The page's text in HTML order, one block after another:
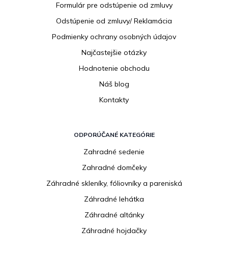
Formulár pre odstúpenie od zmluvy
Odstúpenie od zmluvy/ Reklamácia
Podmienky ochrany osobných údajov
Najčastejšie otázky
Hodnotenie obchodu
Náš blog
Kontakty
ODPORÚČANÉ KATEGÓRIE
Zahradné sedenie
Zahradné domčeky
Záhradné skleníky, fóliovníky a pareniská
Záhradné lehátka
Záhradné altánky
Záhradné hojdačky